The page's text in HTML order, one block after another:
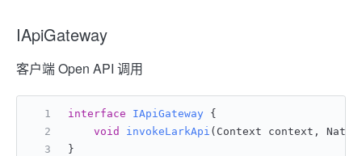
IApiGateway
客户端 Open API 调用
interface IApiGateway {
void
invokeLarkApi (Context context,
}